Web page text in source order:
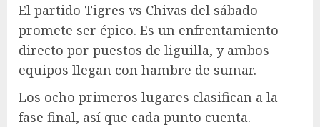
El partido Tigres vs Chivas del sábado
promete ser épico. Es un enfrentamiento
directo por puestos de liguilla, y ambos
equipos llegan con hambre de sumar.
Los ocho primeros lugares clasifican a la
fase final, así que cada punto cuenta.